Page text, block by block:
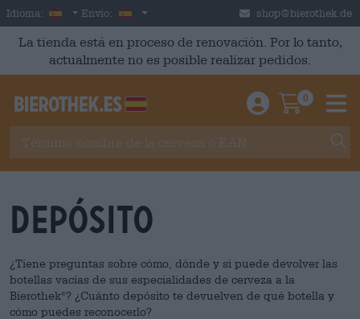
Skip to main content
Idioma: Spanish
Envío: España shop@bierothek.de
La tienda está en proceso de renovación. Por lo tanto,
actualmente no es posible realizar pedidos.
Einloggen /
0
depósito
¿Tiene preguntas sobre cómo, dónde y si puede devolver las
botellas vacías de sus especialidades de cerveza a la
Bierothek®? ¿Cuánto depósito te devuelven de qué botella y
cómo puedes reconocerlo?